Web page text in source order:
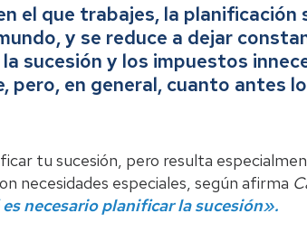
el que trabajes, la planificación
y se reduce a dejar
sucesión y los impuestos
pero, en general, cuanto antes
tu sucesión, pero resulta
necesidades especiales, según afirma
necesario planificar la sucesión».